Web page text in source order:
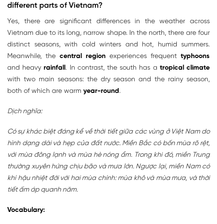
different parts of Vietnam?
Yes, there are significant differences in the weather across
Vietnam due to its long, narrow shape. In the north, there are four
distinct seasons, with cold winters and hot, humid summers.
Meanwhile, the central region experiences frequent typhoons
and heavy rainfall . In contrast, the south has a tropical climate
with two main seasons: the dry season and the rainy season,
both of which are warm year-round.
Dịch nghĩa:
Có sự khác biệt đáng kể về thời tiết giữa các vùng ở Việt Nam do
hình dạng dài và hẹp của đất nước. Miền Bắc có bốn mùa rõ rệt,
với mùa đông lạnh và mùa hè nóng ẩm. Trong khi đó, miền Trung
thường xuyên hứng chịu bão và mưa lớn. Ngược lại, miền Nam có
khí hậu nhiệt đới với hai mùa chính: mùa khô và mùa mưa, và thời
tiết ấm áp quanh năm.
Vocabulary: